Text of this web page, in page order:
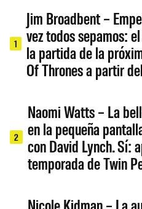
1
Jim Broadbent –
vez todos sepamos:
la partida de la
Of Thrones a partir
2
Naomi Watts – La
en la pequeña
con David Lynch. Sí:
temporada de Twin
Nicole Kidman – La